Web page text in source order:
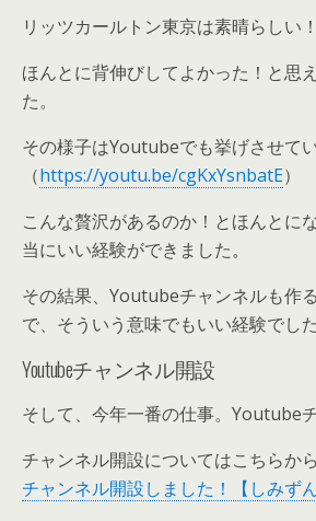
リッツカールトン東京は素晴らしい！
ほんとに背伸びしてよかった！と思
た。
その様子はYoutubeでも挙げさせて
（https://youtu.be/cgKxYsnbatE）
こんな贅沢があるのか！とほんとに
当にいい経験ができました。
その結果、Youtubeチャンネルも作
で、そういう意味でもいい経験でした
Youtubeチャンネル開設
そして、今年一番の仕事。Youtube
チャンネル開設についてはこちらか
チャンネル開設しました！【しみずん